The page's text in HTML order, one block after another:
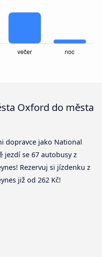
Oxford do města
dopravce jako National
jezdí se 67 autobusy z
Rezervuj si jízdenku z
již od 262 Kč!